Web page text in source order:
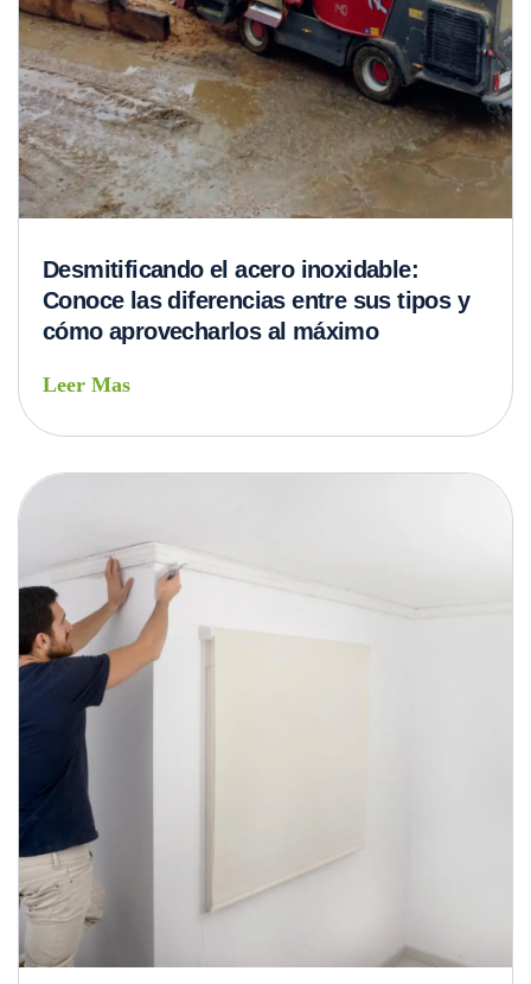
Desmitificando el acero inoxidable:
Conoce las diferencias entre sus tipos y
cómo aprovecharlos al máximo
Leer Mas